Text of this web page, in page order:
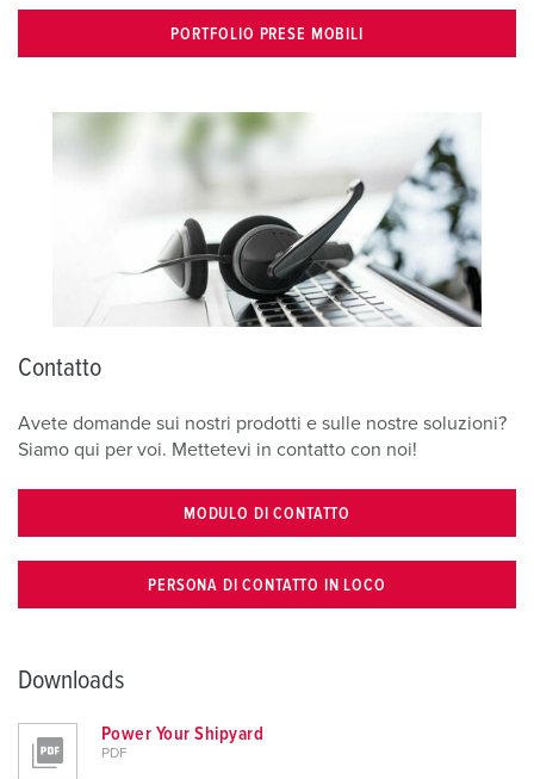
PORTFOLIO PRESE MOBILI
Contatto
Avete domande sui nostri prodotti e sulle nostre soluzioni?
Siamo qui per voi. Mettetevi in contatto con noi!
MODULO DI CONTATTO
PERSONA DI CONTATTO IN LOCO
Downloads
Power Your Shipyard
PDF